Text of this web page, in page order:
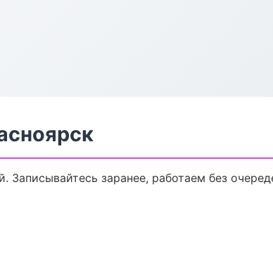
Записывайтесь заранее, работаем без